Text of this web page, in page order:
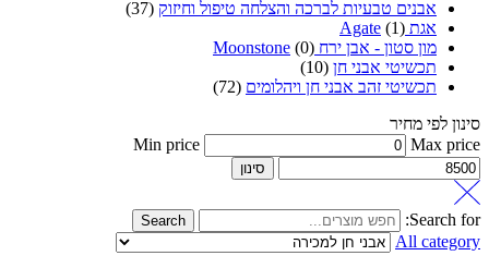
אבנים טבעיות לברכה והצלחה טיפול וחיזוק (37)
אגת Agate (1)
מון סטון - אבן ירח Moonstone (0)
תכשיטי אבני חן (10)
תכשיטי זהב אבני חן ויהלומים (72)
סינון לפי מחיר
Min price
Max price
סינון
Search for:
Search
All category